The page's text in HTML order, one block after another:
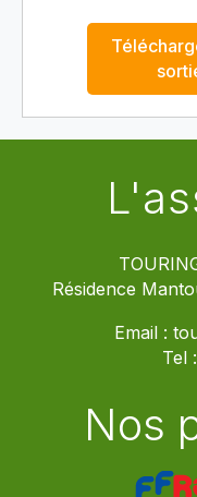
Résidence
Email :
Tel :
Nos